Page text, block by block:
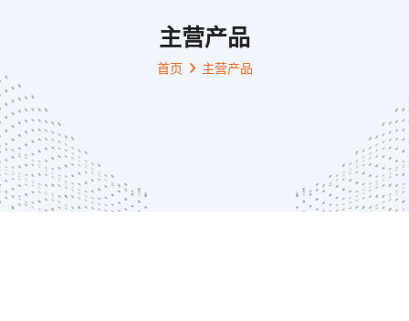
主营产品
首页 主营产品